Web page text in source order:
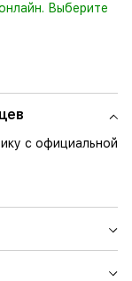
Выберите
с официальной